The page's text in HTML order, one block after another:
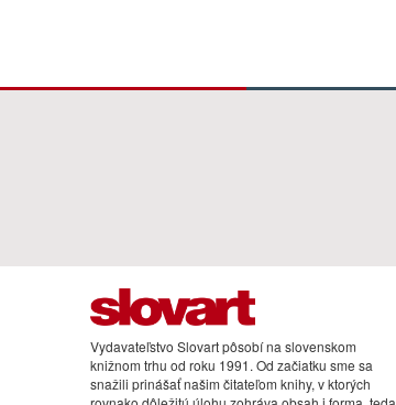
Vydavateľstvo Slovart pôsobí na slovenskom
knižnom trhu od roku 1991. Od začiatku sme sa
snažili prinášať našim čitateľom knihy, v ktorých